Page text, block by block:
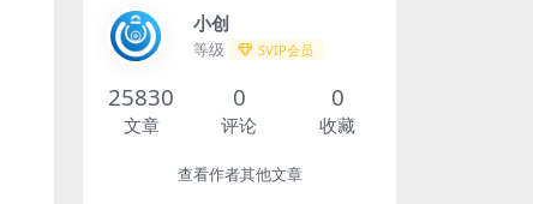
小创
等级 SVIP会员
25830
文章
0
评论
0
收藏
查看作者其他文章